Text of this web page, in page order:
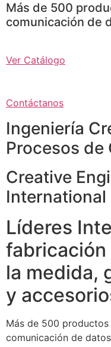
Más de 500
comunicación de
Ver Catálogo
Contáctanos
Ingeniería
Procesos
Creative
International
Líderes
fabricación
la medida,
y
Más de 500
comunicación de